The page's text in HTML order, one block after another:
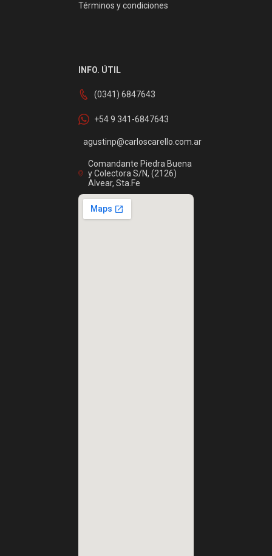
Términos y condiciones
INFO. ÚTIL
(0341) 6847643
+54 9 341-6847643
agustinp@carloscarello.com.ar
Comandante Piedra Buena
y Colectora S/N, (2126)
Alvear, Sta.Fe